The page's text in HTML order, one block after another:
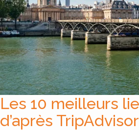
Les 10 meilleurs
d’après TripAdvisor